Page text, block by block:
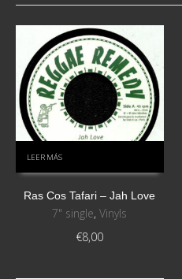
LEER MÁS
Ras Cos Tafari – Jah Love
7" single,Vinyls
€8,00